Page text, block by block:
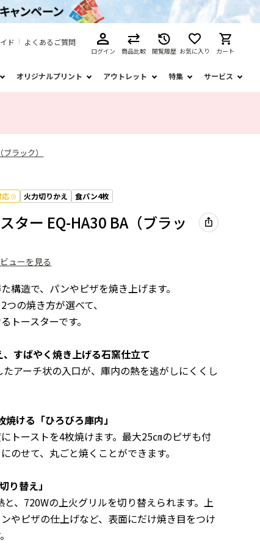
ド よくあるご質問
ログイン 商品比較 閲覧履歴 お気に入り カート
オリジナルプリント アウトレット 特集 サービス
ラック）
応 火力切りかえ 食パン4枚
ター EQ-HA30 BA（ブラッ
ューを見る
構造で、パンやピザを焼き上げます。
の焼き方が選べて、
トースターです。
すばやく焼き上げる石窯仕立て
アーチ状の入口が、庫内の熱を逃がしにくくし
ける「ひろびろ庫内」
トーストを4枚焼けます。最大25㎝のピザも付
のせて、丸ごと焼くことができます。
り替え」
、720Wの上火グリルを切り替えられます。上
やピザの仕上げなど、表面にだけ焼き目をつけ